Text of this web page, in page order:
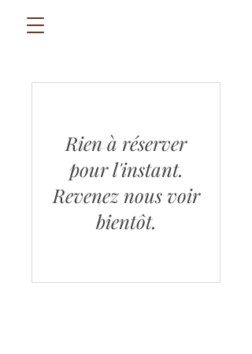
Rien à réserver
pour l'instant.
Revenez nous voir
bientôt.